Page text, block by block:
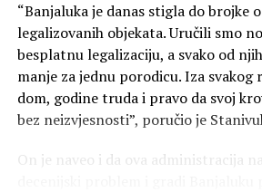
“Banjaluka je danas stigla do brojke
legalizovanih objekata. Uručili smo
besplatnu legalizaciju, a svako od
manje za jednu porodicu. Iza svakog
dom, godine truda i pravo da svoj
bez neizvjesnosti”, poručio je
On je naveo i da ova administracija